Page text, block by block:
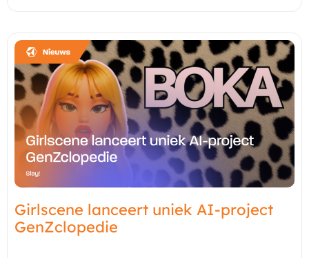
Girlscene lanceert uniek AI-project
GenZclopedie